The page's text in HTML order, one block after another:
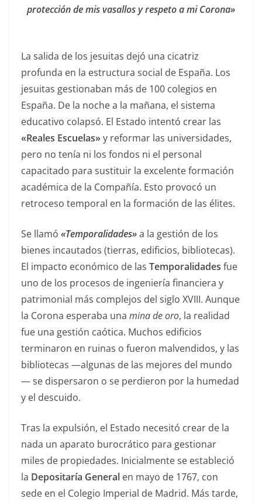
protección de mis vasallos y respeto a mi Corona»
La salida de los jesuitas dejó una cicatriz
profunda en la estructura social de España. Los
jesuitas gestionaban más de 100 colegios en
España. De la noche a la mañana, el sistema
educativo colapsó. El Estado intentó crear las
«Reales Escuelas»y reformar las universidades,
pero no tenía ni los fondos ni el personal
capacitado para sustituir la excelente formación
académica de la Compañía. Esto provocó un
retroceso temporal en la formación de las élites.
Se llamó «Temporalidades»a la gestión de los
bienes incautados (tierras, edificios, bibliotecas).
El impacto económico de las Temporalidades fue
uno de los procesos de ingeniería financiera y
patrimonial más complejos del siglo XVIII. Aunque
la Corona esperaba una mina de oro, la realidad
fue una gestión caótica. Muchos edificios
terminaron en ruinas o fueron malvendidos, y las
bibliotecas —algunas de las mejores del mundo
— se dispersaron o se perdieron por la humedad
y el descuido.
Tras la expulsión, el Estado necesitó crear de la
nada un aparato burocrático para gestionar
miles de propiedades. Inicialmente se estableció
la Depositaría General en mayo de 1767, con
sede en el Colegio Imperial de Madrid. Más tarde,